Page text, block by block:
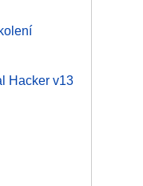
Hacker v13